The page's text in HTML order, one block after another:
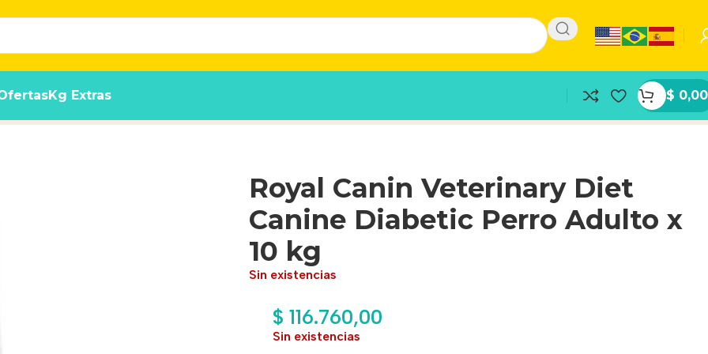
Kg Extras $ 0,00
Perro Adulto x 10 kg
Royal Canin Veterinary Diet
Canine Diabetic Perro Adulto x
10 kg
Sin existencias
$ 116.760,00
Sin existencias